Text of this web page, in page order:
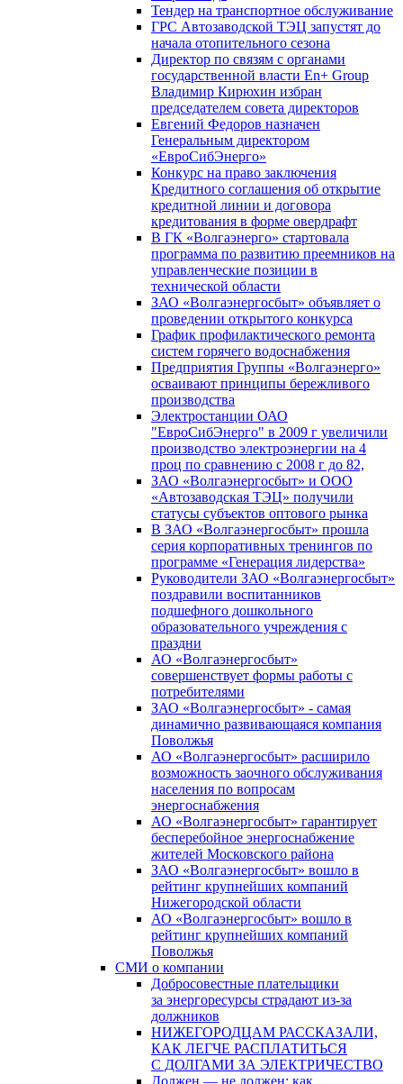
Тендер на транспортное обслуживание
ГРС Автозаводской ТЭЦ запустят до
начала отопительного сезона
Директор по связям с органами
государственной власти En+ Group
Владимир Кирюхин избран
председателем совета директоров
Евгений Федоров назначен
Генеральным директором
«ЕвроСибЭнерго»
Конкурс на право заключения
Кредитного соглашения об открытие
кредитной линии и договора
кредитования в форме овердрафт
В ГК «Волгаэнерго» стартовала
программа по развитию преемников на
управленческие позиции в
технической области
ЗАО «Волгаэнергосбыт» объявляет о
проведении открытого конкурса
График профилактического ремонта
систем горячего водоснабжения
Предприятия Группы «Волгаэнерго»
осваивают принципы бережливого
производства
Электростанции ОАО
"ЕвроСибЭнерго" в 2009 г увеличили
производство электроэнергии на 4
проц по сравнению с 2008 г до 82,
ЗАО «Волгаэнергосбыт» и ООО
«Автозаводская ТЭЦ» получили
статусы субъектов оптового рынка
В ЗАО «Волгаэнергосбыт» прошла
серия корпоративных тренингов по
программе «Генерация лидерства»
Руководители ЗАО «Волгаэнергосбыт»
поздравили воспитанников
подшефного дошкольного
образовательного учреждения с
праздни
АО «Волгаэнергосбыт»
совершенствует формы работы с
потребителями
ЗАО «Волгаэнергосбыт» - самая
динамично развивающаяся компания
Поволжья
АО «Волгаэнергосбыт» расширило
возможность заочного обслуживания
населения по вопросам
энергоснабжения
АО «Волгаэнергосбыт» гарантирует
бесперебойное энергоснабжение
жителей Московского района
ЗАО «Волгаэнергосбыт» вошло в
рейтинг крупнейших компаний
Нижегородской области
АО «Волгаэнергосбыт» вошло в
рейтинг крупнейших компаний
Поволжья
СМИ о компании
Добросовестные плательщики
за энергоресурсы страдают из-за
должников
НИЖЕГОРОДЦАМ РАССКАЗАЛИ,
КАК ЛЕГЧЕ РАСПЛАТИТЬСЯ
С ДОЛГАМИ ЗА ЭЛЕКТРИЧЕСТВО